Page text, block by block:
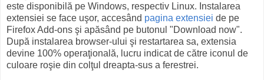
este disponibilă pe Windows, respectiv Linux. Instalarea
extensiei se face uşor, accesând pagina extensiei de pe
Firefox Add-ons şi apăsând pe butonul "Download now".
După instalarea browser-ului şi restartarea sa, extensia
devine 100% operaţională, lucru indicat de către iconul de
culoare roşie din colţul dreapta-sus a ferestrei.